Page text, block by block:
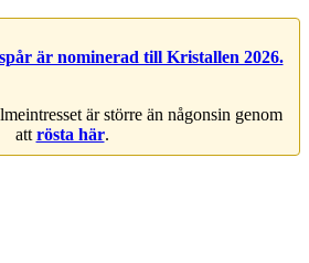
är nominerad till Kristallen 2026.
är större än någonsin genom
att rösta här.